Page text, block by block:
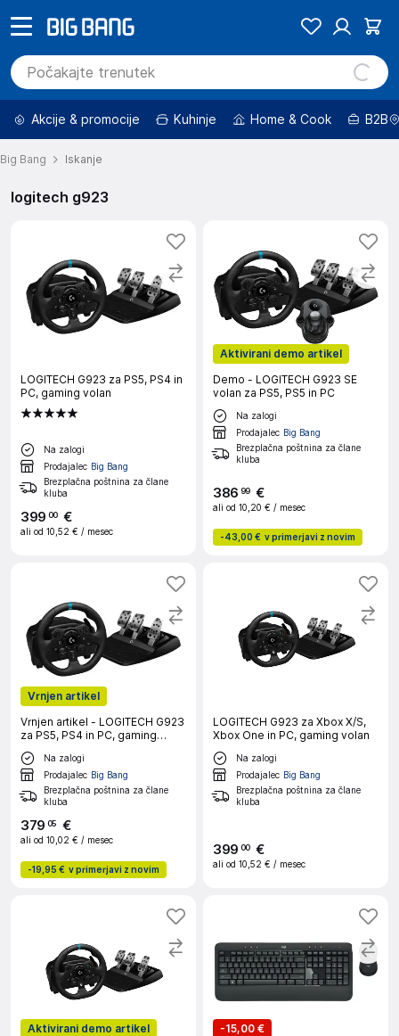
Akcije & promocije Kuhinje Home & Cook B2B
Big Bang Iskanje
logitech g923
LOGITECH G923 za PS5, PS4 in
PC, gaming volan
Na zalogi
Prodajalec Big Bang
Brezplačna poštnina za člane
kluba
399 00 €
ali od 10,52 € / mesec
Aktivirani demo artikel
Demo - LOGITECH G923 SE
volan za PS5, PS5 in PC
Na zalogi
Prodajalec Big Bang
Brezplačna poštnina za člane
kluba
386 99 €
ali od 10,20 € / mesec
-43,00 € v primerjavi z novim
Vrnjen artikel
Vrnjen artikel - LOGITECH G923
za PS5, PS4 in PC, gaming
volan
Na zalogi
Prodajalec Big Bang
Brezplačna poštnina za člane
kluba
379 05 €
ali od 10,02 € / mesec
-19,95 € v primerjavi z novim
LOGITECH G923 za Xbox X/S,
Xbox One in PC, gaming volan
Na zalogi
Prodajalec Big Bang
Brezplačna poštnina za člane
kluba
399 00 €
ali od 10,52 € / mesec
Aktivirani demo artikel
-15,00 €